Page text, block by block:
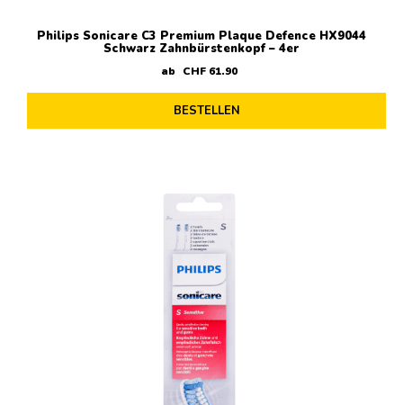
Philips Sonicare C3 Premium Plaque Defence HX9044
Schwarz Zahnbürstenkopf – 4er
ab CHF61.90
BESTELLEN